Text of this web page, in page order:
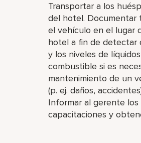
Transportar a los
del hotel. Documentar
el vehículo en el lugar
hotel a fin de detectar
y los niveles de
combustible si es
mantenimiento de un
(p. ej. daños,
Informar al gerente los
capacitaciones y